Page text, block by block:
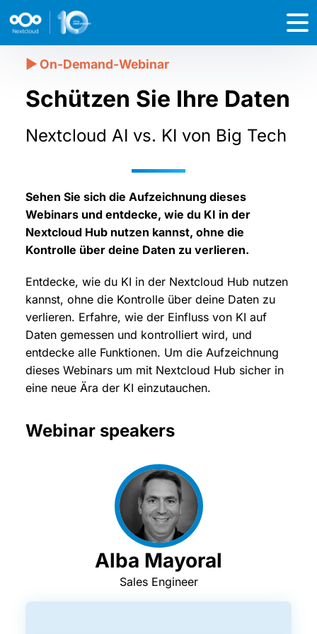
Schützen Sie Ihre Daten
Nextcloud AI vs. KI von Big Tech
Sehen Sie sich die Aufzeichnung dieses
Webinars und entdecke, wie du KI in der
Nextcloud Hub nutzen kannst, ohne die
Kontrolle über deine Daten zu verlieren.
Entdecke, wie du KI in der Nextcloud Hub nutzen
kannst, ohne die Kontrolle über deine Daten zu
verlieren. Erfahre, wie der Einfluss von KI auf
Daten gemessen und kontrolliert wird, und
entdecke alle Funktionen. Um die Aufzeichnung
dieses Webinars um mit Nextcloud Hub sicher in
eine neue Ära der KI einzutauchen.
Webinar speakers
Alba Mayoral
Sales Engineer